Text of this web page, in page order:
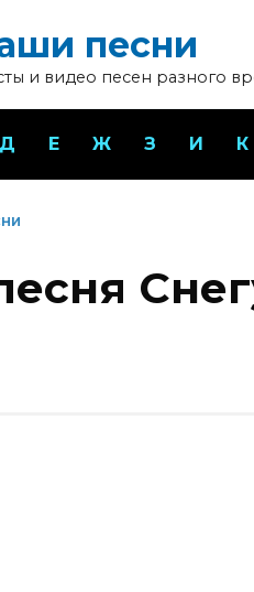
песни
и видео песен разного
Д Е Ж З И К